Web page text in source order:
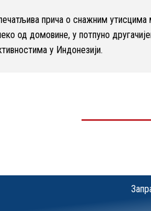
прича о снажним
од домовине, у потпуно
у Индонезији.